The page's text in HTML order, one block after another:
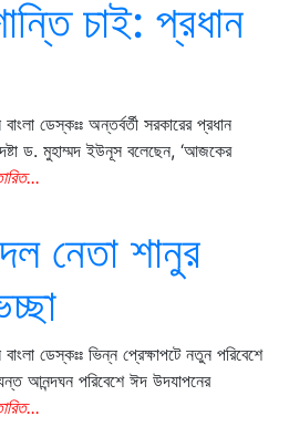
চাই: প্রধান
বাংলা ডেস্কঃঃ অন্তর্বর্তী সরকারের প্রধান
ড. মুহাম্মদ ইউনূস বলেছেন, ‘আজকের
নেতা শানুর
বাংলা ডেস্কঃঃ ভিন্ন প্রেক্ষাপটে নতুন পরিবেশে
আনন্দঘন পরিবেশে ঈদ উদযাপনের